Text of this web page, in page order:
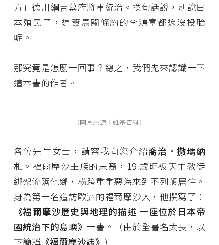
方」德川綱吉幕府將軍統治。換句話說，別說日
本殖民了，連簽馬關條約的李鴻章都還沒投胎
呢。
那究竟是怎麼一回事？總之，我們先來認識一下
這本書的作者。
（圖片來源：維基百科）
各位先生女士，請容我向您介紹喬治．撒瑪納
札 。福爾摩沙王族的末裔，19 歲時被天主教徒
綁架流落他鄉，橫跨重重惡海來到不列顛居住。
身為第一名造訪歐洲的福爾摩沙人，他撰寫了：
《福爾摩沙歷史與地理的描述 一座位於日本帝
國統治下的島嶼》一書。（由於全書名太長，以
下簡稱 《福爾摩沙誌》 ）